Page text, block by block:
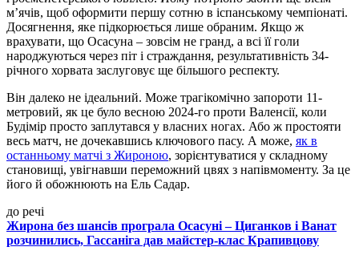
м’ячів, щоб оформити першу сотню в іспанському чемпіонаті.
Досягнення, яке підкорюється лише обраним. Якщо ж
врахувати, що Осасуна – зовсім не гранд, а всі її голи
народжуються через піт і страждання, результативність 34-
річного хорвата заслуговує ще більшого респекту.
Він далеко не ідеальний. Може трагікомічно запороти 11-
метровий, як це було весною 2024-го проти Валенсії, коли
Будімір просто заплутався у власних ногах. Або ж простояти
весь матч, не дочекавшись ключового пасу. А може, як в
останньому матчі з Жироною, зорієнтуватися у складному
становищі, увігнавши переможний цвях з напівмоменту. За це
його й обожнюють на Ель Садар.
до речі
Жирона без шансів програла Осасуні – Циганков і Ванат
розчинились, Гассаніга дав майстер-клас Крапивцову